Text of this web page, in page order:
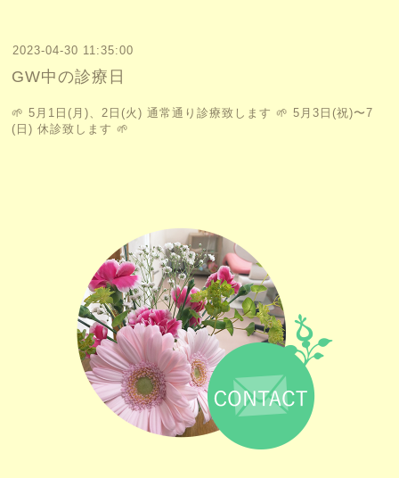
2023-04-30 11:35:00
GW中の診療日
🌱 5月1日(月)、2日(火) 通常通り診療致します 🌱 5月3日(祝)〜7
(日) 休診致します 🌱